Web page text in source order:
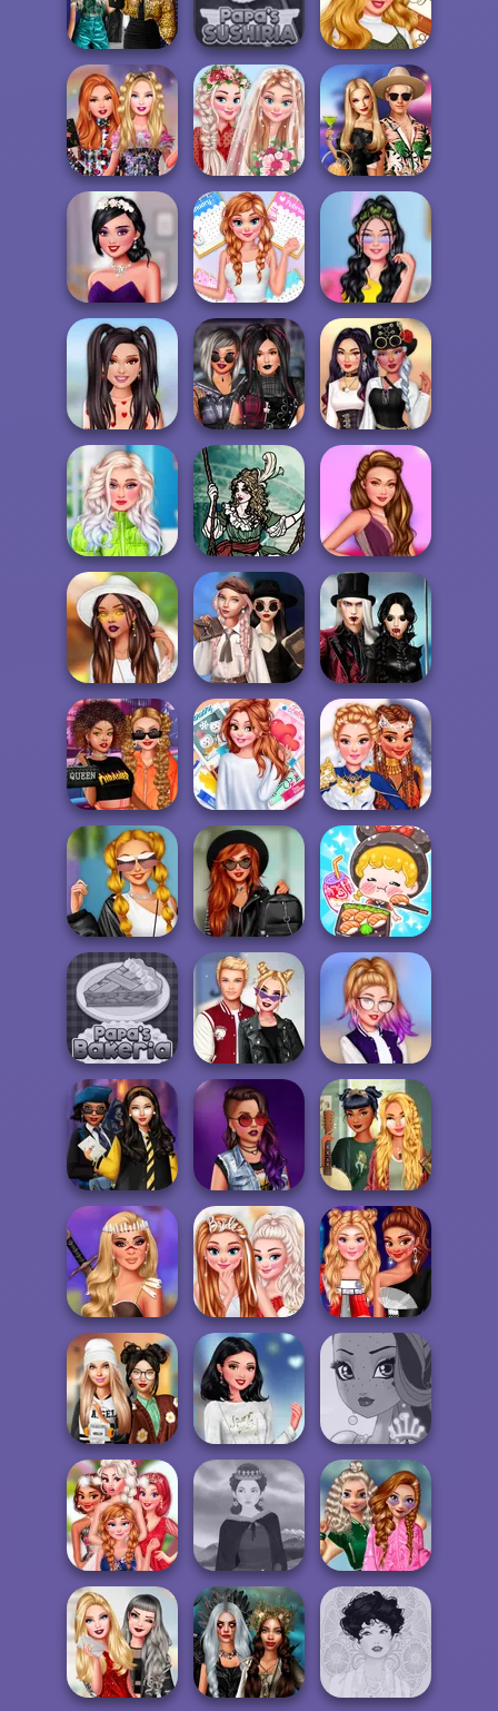
#preppy
Princesses
The Bride
Party Crashers
Ex-Boyfriend
Ed...
Papa's Sushiria
All Year Round
Fashion Addict...
Bestie Birthday
Surprise
My Romantic
Wedding
BFFs' Birthday
Bash For Babs
Uninvited
Bridesmaids
All Year Round
Fashion Addict...
Insta Girls First
Date Look Ti...
TikTok Divas
Lovecore
Plus Sized Goth
Models
Steampunk
Insta Princesses
Puffer Jacket
Divas
Moonlit
Masquerade
Insta Girls Gala
Prep
TikTok Styles
Battle Boho vs
G...
Wednesday's
Breakup
Handbook
Twilight
Enchantment
Vampire R...
Celebrity Style
and Outfits
All Year Round
Fashion Addict...
Super Hero
School
Superheroes
TikTok Party
Looks
Villains Vs
Princesses
School...
ASMR Girl:
Livestream
Mukbang
Papa's Bakeria
Kiss, Marry, Hate
Challenge
TikTok Divas Cute
School Pleat...
Hogwarts
Princesses
Pretty In Punk
Goblincore
Aesthetic
Brave Princesses
Celebrity
Bachelorette
Party
Princesses This
Is Future
Dress To Impress
Back To Schoo...
My Perfect Winter
Holiday Self...
Fairy Tale High
BFF Turning Into
Bridezilla
Medieval Woman
School
Popularity
Challenge